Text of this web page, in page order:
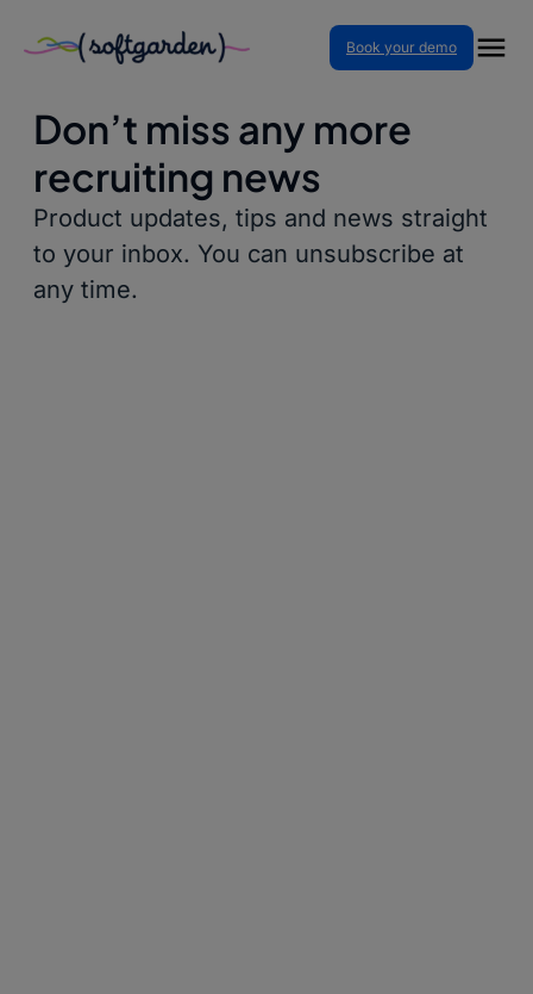
to
Book your demo
Don’t miss any more
recruiting news
Product updates, tips and news straight
to your inbox. You can unsubscribe at
any time.